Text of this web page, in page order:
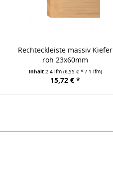
Rechteckleiste massiv Kiefer
roh 23x60mm
Inhalt 2.4 lfm (6,55 € * / 1 lfm)
15,72 € *